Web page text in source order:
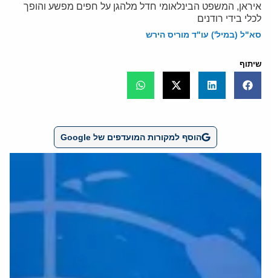
איראן, המשפט הבינלאומי חדל מלהגן על חפים מפשע והופך
לכלי בידי רודנים
סא"ל (במיל') עו"ד מוריס הירש
שיתוף
הוסף למקורות המועדפים של Google